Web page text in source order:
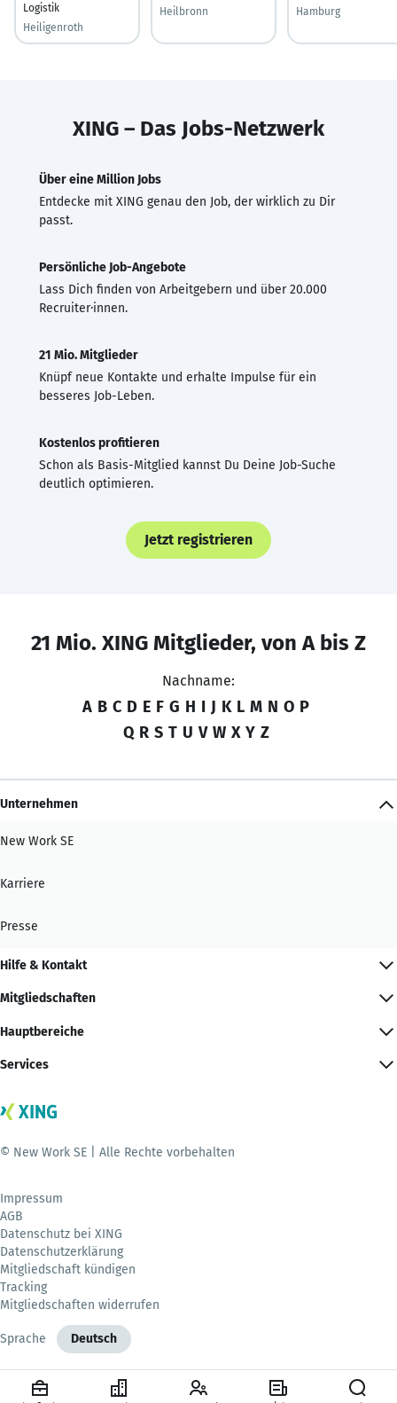
Logistik
Heiligenroth
Heilbronn
Hamburg
XING – Das Jobs-Netzwerk
Über eine Million Jobs
Entdecke mit XING genau den Job, der wirklich zu Dir
passt.
Persönliche Job-Angebote
Lass Dich finden von Arbeitgebern und über 20.000
Recruiter·innen.
21 Mio. Mitglieder
Knüpf neue Kontakte und erhalte Impulse für ein
besseres Job-Leben.
Kostenlos profitieren
Schon als Basis-Mitglied kannst Du Deine Job-Suche
deutlich optimieren.
Jetzt registrieren
21 Mio. XING Mitglieder, von A bis Z
Nachname:
A B C D E F G H I J K L M N O P
Q R S T U V W X Y Z
Unternehmen
New Work SE
Karriere
Presse
Hilfe & Kontakt
Mitgliedschaften
Hauptbereiche
Services
© New Work SE | Alle Rechte vorbehalten
Impressum
AGB
Datenschutz bei XING
Datenschutzerklärung
Mitgliedschaft kündigen
Tracking
Mitgliedschaften widerrufen
Sprache Deutsch